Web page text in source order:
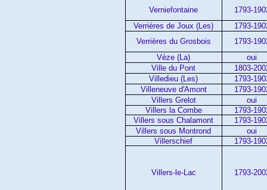
Verniefontaine
1793-
Verrières de Joux (Les)
1793-
Verrières du Grosbois
1793-
Vèze (La)
oui
Ville du Pont
1803-
Villedieu (Les)
1793-
Villeneuve d'Amont
1793-
Villers Grelot
oui
Villers la Combe
1793-
Villers sous Chalamont
1793-
Villers sous Montrond
oui
Villerschief
1793-
Villers-le-Lac 1793-